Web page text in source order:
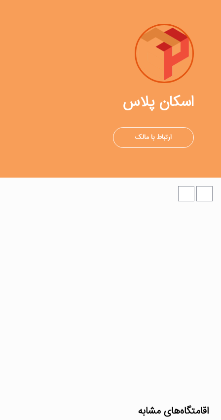
اسکان پلاس
ارتباط با مالک
اقامتگاه‌های مشابه